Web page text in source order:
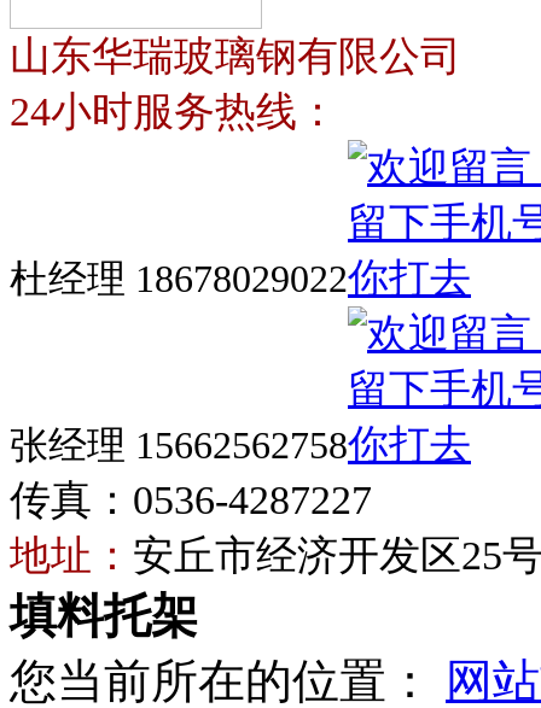
山东华瑞玻璃钢有限公司
24小时服务热线：
杜经理 18678029022
张经理 15662562758
传真：0536-4287227
地址： 安丘市经济开发区25
填料托架
您当前所在的位置：
网